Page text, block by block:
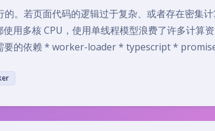
。若页面代码的逻辑过于复杂、或者存在密集
用多核 CPU，使用单线程模型浪费了许多计算
要的依赖 * worker-loader * typescript *